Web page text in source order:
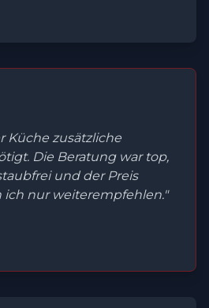
Küche zusätzliche
Die Beratung war top,
und der Preis
ich nur weiterempfehlen."